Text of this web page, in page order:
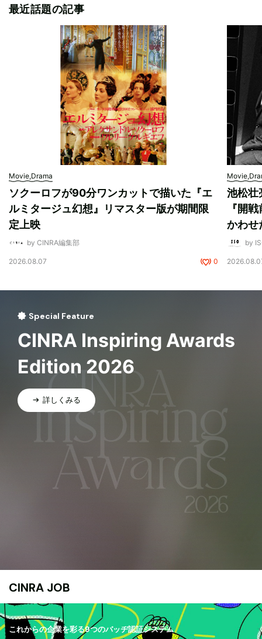
最近話題の記事
Movie,Drama
ソクーロフが90分ワンカットで描いた『エ
ルミタージュ幻想』リマスター版が期間限
定上映
by CINRA編集部
2026.08.07 0
池松壮
『開
かわせ
by
Special Feature
CINRA Inspiring Awards
Edition 2026
詳しくみる
CINRA JOB
これからの企業を彩る9つのバッヂ認証システム